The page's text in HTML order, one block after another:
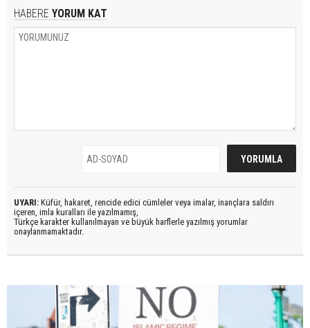
HABERE YORUM KAT
UYARI: Küfür, hakaret, rencide edici cümleler veya imalar, inançlara saldırı
içeren, imla kuralları ile yazılmamış,
Türkçe karakter kullanılmayan ve büyük harflerle yazılmış yorumlar
onaylanmamaktadır.